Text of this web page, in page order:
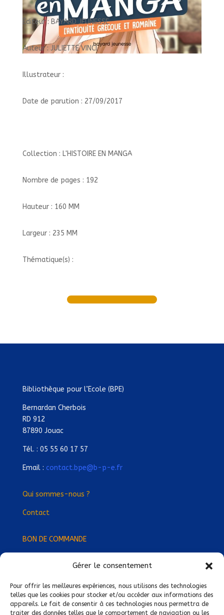
Gérer le consentement
Pour offrir les meilleures expériences, nous utilisons des technologies
telles que les cookies pour stocker et/ou accéder aux informations des
appareils. Le fait de consentir à ces technologies nous permettra de
traiter des données telles que le comportement de navigation ou les
Éditeur : BAYARD JEUNESSE
Auteur : JULIETTE VINCI
Illustrateur :
Date de parution : 27/09/2017
Collection : L'HISTOIRE EN MANGA
Nombre de pages : 192
Hauteur : 160 MM
Largeur : 235 MM
Thématique(s) :
Bibliothèque pour l’Ecole (BPE)
Bernardan Cherbois
RD 912
87890 Jouac
Tél. : 05 55 60 17 57
Email : contact.bpe@b-p-e.fr
Qui sommes-nous ?
Contact
BON DE COMMANDE
Devenez Délégué·e Régional·e !
Trouvez-nous près de chez vous !
Mentions légales